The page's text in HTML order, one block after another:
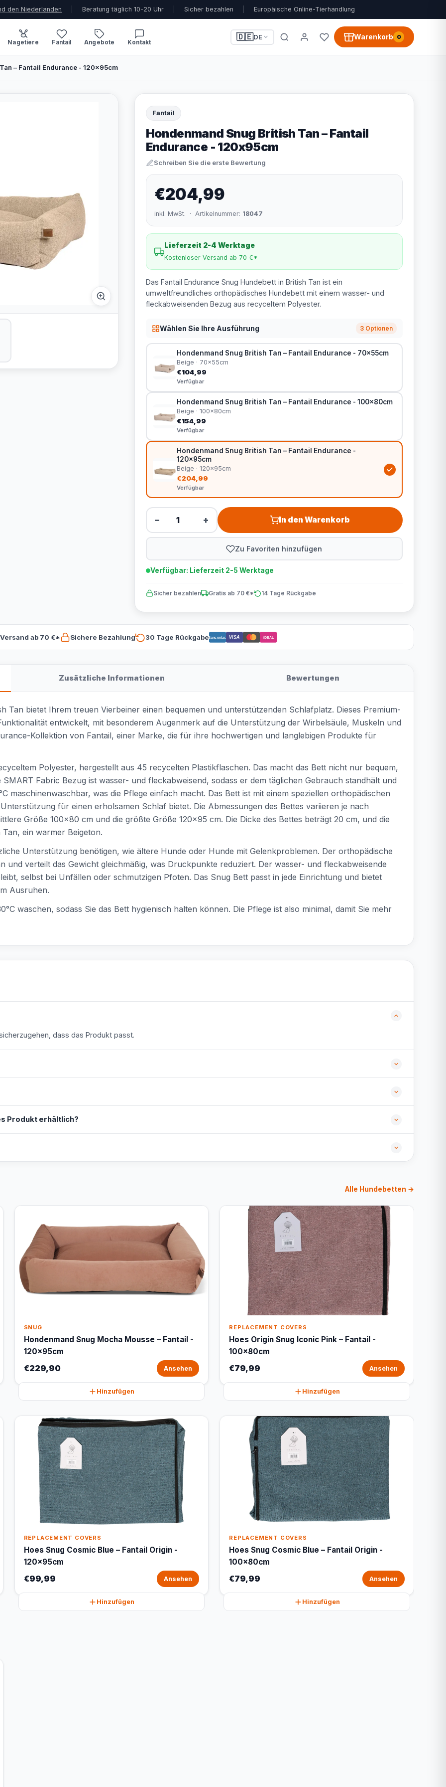
den Niederlanden Beratung täglich 10-20 Uhr Sicher bezahlen Europäische Online-Tierhandlung
Nagetiere Fantail Angebote Kontakt
🇩🇪DE Warenkorb 0
– Fantail Endurance - 120x95cm
Fantail
Hondenmand Snug British Tan – Fantail
Endurance - 120x95cm
Schreiben Sie die erste Bewertung
€204,99
inkl. MwSt. · Artikelnummer: 18047
Lieferzeit 2-4 Werktage
Kostenloser Versand ab 70 €*
Das Fantail Endurance Snug Hundebett in British Tan ist ein
umweltfreundliches orthopädisches Hundebett mit einem wasser- und
fleckabweisenden Bezug aus recyceltem Polyester.
Wählen Sie Ihre Ausführung 3 Optionen
Hondenmand Snug British Tan – Fantail Endurance - 70x55cm
Beige · 70x55cm
€104,99
Verfügbar
Hondenmand Snug British Tan – Fantail Endurance - 100x80cm
Beige · 100x80cm
€154,99
Verfügbar
Hondenmand Snug British Tan – Fantail Endurance -
120x95cm
Beige · 120x95cm
€204,99
Verfügbar
− + In den Warenkorb
Zu Favoriten hinzufügen
Verfügbar: Lieferzeit 2-5 Werktage
Sicher bezahlen Gratis ab 70 €* 14 Tage Rückgabe
ab 70 €* Sichere Bezahlung 30 Tage RückgabeBancontact VISA iDEAL
Zusätzliche Informationen Bewertungen
Tan bietet Ihrem treuen Vierbeiner einen bequemen und unterstützenden Schlafplatz. Dieses Premium-
entwickelt, mit besonderem Augenmerk auf die Unterstützung der Wirbelsäule, Muskeln und
Kollektion von Fantail, einer Marke, die für ihre hochwertigen und langlebigen Produkte für
Polyester, hergestellt aus 45 recycelten Plastikflaschen. Das macht das Bett nicht nur bequem,
Fabric Bezug ist wasser- und fleckabweisend, sodass er dem täglichen Gebrauch standhält und
maschinenwaschbar, was die Pflege einfach macht. Das Bett ist mit einem speziellen orthopädischen
für einen erholsamen Schlaf bietet. Die Abmessungen des Bettes variieren je nach
Größe 100x80 cm und die größte Größe 120x95 cm. Die Dicke des Bettes beträgt 20 cm, und die
ein warmer Beigeton.
Unterstützung benötigen, wie ältere Hunde oder Hunde mit Gelenkproblemen. Der orthopädische
und verteilt das Gewicht gleichmäßig, was Druckpunkte reduziert. Der wasser- und fleckabweisende
selbst bei Unfällen oder schmutzigen Pfoten. Das Snug Bett passt in jede Einrichtung und bietet
Ausruhen.
waschen, sodass Sie das Bett hygienisch halten können. Die Pflege ist also minimal, damit Sie mehr
dass das Produkt passt.
Produkt erhältlich?
Alle Hundebetten →
SNUG
Hondenmand Snug Mocha Mousse – Fantail -
120x95cm
€229,90 Ansehen
Hinzufügen
REPLACEMENT COVERS
Hoes Origin Snug Iconic Pink – Fantail -
100x80cm
€79,99 Ansehen
Hinzufügen
REPLACEMENT COVERS
Hoes Snug Cosmic Blue – Fantail Origin -
120x95cm
€99,99 Ansehen
Hinzufügen
REPLACEMENT COVERS
Hoes Snug Cosmic Blue – Fantail Origin -
100x80cm
€79,99 Ansehen
Hinzufügen